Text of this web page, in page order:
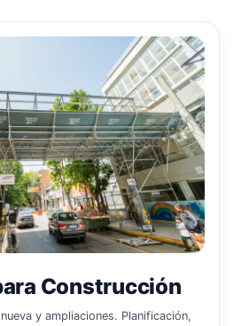
Construcción
y ampliaciones. Planificación,